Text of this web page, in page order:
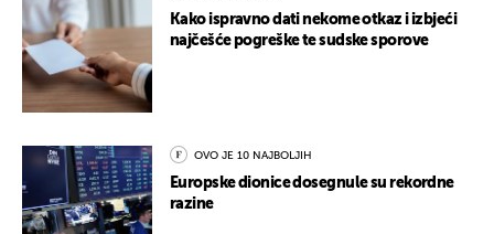
Kako ispravno dati nekome otkaz i izbjeći
najčešće pogreške te sudske sporove
OVO JE 10 NAJBOLJIH
Europske dionice dosegnule su rekordne
razine